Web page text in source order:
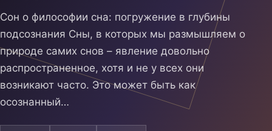
Сон о философии сна: погружение в глубины
подсознания Сны, в которых мы размышляем о
природе самих снов – явление довольно
распространенное, хотя и не у всех они
возникают часто. Это может быть как
осознанный…